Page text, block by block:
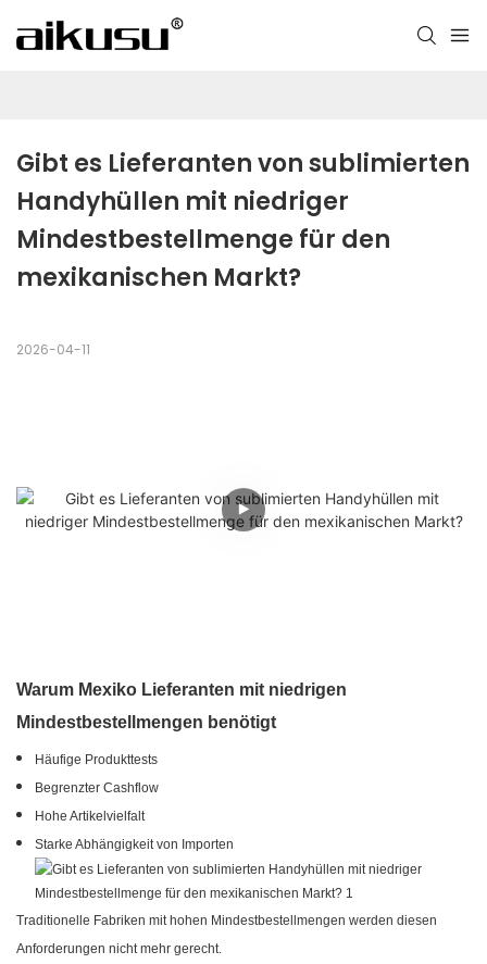
Gibt es Lieferanten von sublimierten
Handyhüllen mit niedriger
Mindestbestellmenge für den
mexikanischen Markt?
2026-04-11
Warum Mexiko Lieferanten mit niedrigen
Mindestbestellmengen benötigt
Häufige Produkttests
Begrenzter Cashflow
Hohe Artikelvielfalt
Starke Abhängigkeit von Importen
Traditionelle Fabriken mit hohen Mindestbestellmengen werden diesen
Anforderungen nicht mehr gerecht.